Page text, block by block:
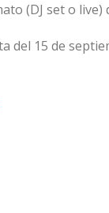
(DJ set o
del 15 de